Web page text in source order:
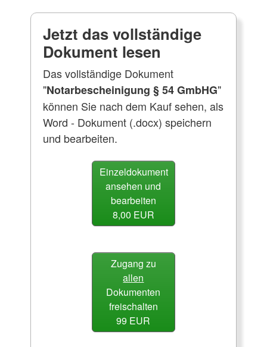
Jetzt das vollständige
Dokument lesen
Das vollständige Dokument
"Notarbescheinigung § 54 GmbHG"
können Sie nach dem Kauf sehen, als
Word - Dokument (.docx) speichern
und bearbeiten.
Einzeldokument
ansehen und
bearbeiten
8,00 EUR
Zugang zu
allen
Dokumenten
freischalten
99 EUR